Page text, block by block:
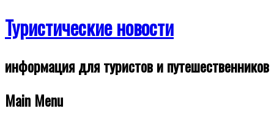
Туристические новости
информация для туристов и путешественников
Main Menu